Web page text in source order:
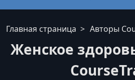
Главная страница Авторы
Женское